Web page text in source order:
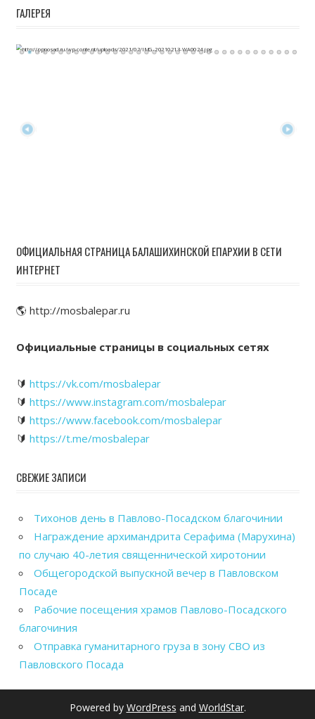
ГАЛЕРЕЯ
ОФИЦИАЛЬНАЯ СТРАНИЦА БАЛАШИХИНСКОЙ ЕПАРХИИ В СЕТИ
ИНТЕРНЕТ
🌎 http://mosbalepar.ru
Официальные страницы в социальных сетях
🔰 https://vk.com/mosbalepar
🔰 https://www.instagram.com/mosbalepar
🔰 https://www.facebook.com/mosbalepar
🔰 https://t.me/mosbalepar
СВЕЖИЕ ЗАПИСИ
Тихонов день в Павлово-Посадском благочинии
Награждение архимандрита Серафима (Марухина)
по случаю 40-летия священнической хиротонии
Общегородской выпускной вечер в Павловском
Посаде
Рабочие посещения храмов Павлово-Посадского
благочиния
Отправка гуманитарного груза в зону СВО из
Павловского Посада
Powered by WordPress and WorldStar.